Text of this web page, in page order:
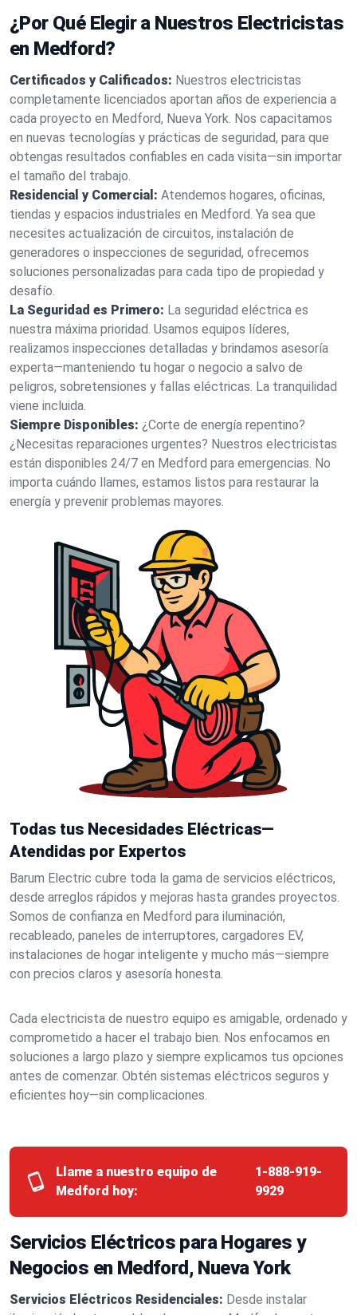
¿Por Qué Elegir a Nuestros Electricistas
en Medford?
Certificados y Calificados: Nuestros electricistas
completamente licenciados aportan años de experiencia a
cada proyecto en Medford, Nueva York. Nos capacitamos
en nuevas tecnologías y prácticas de seguridad, para que
obtengas resultados confiables en cada visita—sin importar
el tamaño del trabajo.
Residencial y Comercial: Atendemos hogares, oficinas,
tiendas y espacios industriales en Medford. Ya sea que
necesites actualización de circuitos, instalación de
generadores o inspecciones de seguridad, ofrecemos
soluciones personalizadas para cada tipo de propiedad y
desafío.
La Seguridad es Primero: La seguridad eléctrica es
nuestra máxima prioridad. Usamos equipos líderes,
realizamos inspecciones detalladas y brindamos asesoría
experta—manteniendo tu hogar o negocio a salvo de
peligros, sobretensiones y fallas eléctricas. La tranquilidad
viene incluida.
Siempre Disponibles: ¿Corte de energía repentino?
¿Necesitas reparaciones urgentes? Nuestros electricistas
están disponibles 24/7 en Medford para emergencias. No
importa cuándo llames, estamos listos para restaurar la
energía y prevenir problemas mayores.
Todas tus Necesidades Eléctricas—
Atendidas por Expertos
Barum Electric cubre toda la gama de servicios eléctricos,
desde arreglos rápidos y mejoras hasta grandes proyectos.
Somos de confianza en Medford para iluminación,
recableado, paneles de interruptores, cargadores EV,
instalaciones de hogar inteligente y mucho más—siempre
con precios claros y asesoría honesta.
Cada electricista de nuestro equipo es amigable, ordenado y
comprometido a hacer el trabajo bien. Nos enfocamos en
soluciones a largo plazo y siempre explicamos tus opciones
antes de comenzar. Obtén sistemas eléctricos seguros y
eficientes hoy—sin complicaciones.
Llame a nuestro equipo de
Medford hoy:
1-888-919-
9929
Servicios Eléctricos para Hogares y
Negocios en Medford, Nueva York
Servicios Eléctricos Residenciales: Desde instalar